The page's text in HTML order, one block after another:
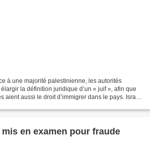
à une majorité palestinienne, les autorités
la définition juridique d’un « juif », afin que
aient aussi le droit d’immigrer dans le pays. Israël
en examen pour fraude